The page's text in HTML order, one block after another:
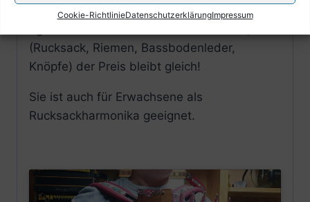
Cookie-RichtlinieDatenschutzerklärungImpressum
(Rucksack, Riemen, Bassbodenleder,
Knöpfe) der Preis bleibt gleich!
Sie ist auch für Erwachsene als
Rucksackharmonika geeignet.